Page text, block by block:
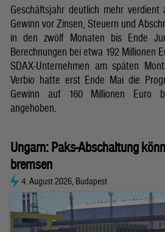
Geschäftsjahr deutlich mehr
Gewinn vor Zinsen, Steuern und
in den zwölf Monaten bis Ende
Berechnungen bei etwa 192 Millionen
SDAX-Unternehmen am späten
Verbio hatte erst Ende Mai die
Gewinn auf 160 Millionen Euro
angehoben.
Ungarn: Paks-Abschaltung
bremsen
4. August 2026, Budapest